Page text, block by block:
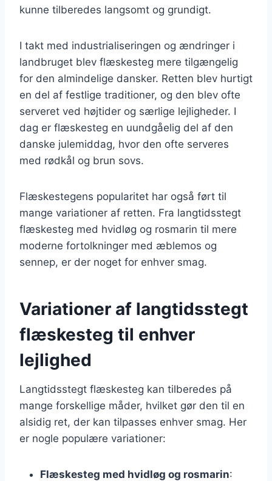
kunne tilberedes langsomt og grundigt.
I takt med industrialiseringen og ændringer i
landbruget blev flæskesteg mere tilgængelig
for den almindelige dansker. Retten blev hurtigt
en del af festlige traditioner, og den blev ofte
serveret ved højtider og særlige lejligheder. I
dag er flæskesteg en uundgåelig del af den
danske julemiddag, hvor den ofte serveres
med rødkål og brun sovs.
Flæskestegens popularitet har også ført til
mange variationer af retten. Fra langtidsstegt
flæskesteg med hvidløg og rosmarin til mere
moderne fortolkninger med æblemos og
sennep, er der noget for enhver smag.
Variationer af langtidsstegt
flæskesteg til enhver
lejlighed
Langtidsstegt flæskesteg kan tilberedes på
mange forskellige måder, hvilket gør den til en
alsidig ret, der kan tilpasses enhver smag. Her
er nogle populære variationer:
Flæskesteg med hvidløg og rosmarin: